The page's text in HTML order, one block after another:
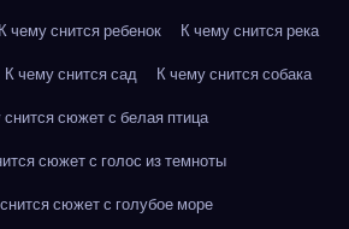
К чему снится ребенок
К чему снится река
К чему снится сад
К чему снится собака
сюжет с белая птица
сюжет с голос из темноты
сюжет с голубое море